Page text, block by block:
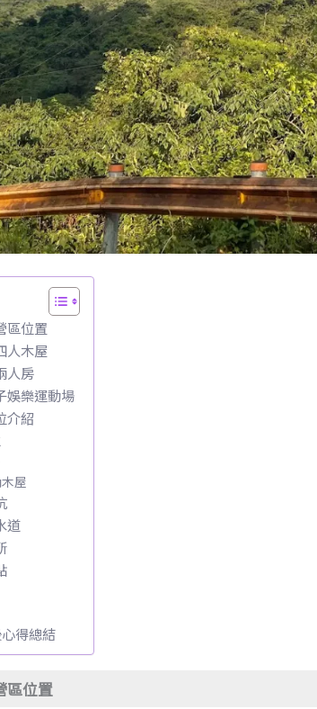
區位置
人木屋
人房
娛樂運動場
介紹
屋
道
得總結
區位置